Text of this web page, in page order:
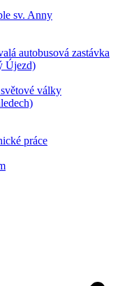
sv. Anny
autobusová zastávka
Újezd)
války
práce